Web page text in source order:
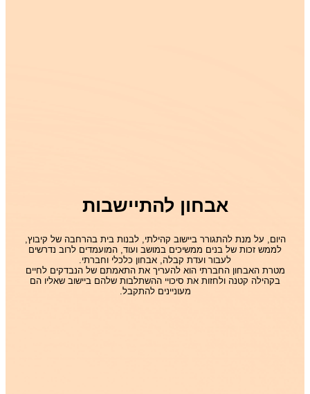
אבחון להתיישבות
היום, על מנת להתגורר ביישוב קהילתי, לבנות בית בהרחבה של קיבוץ,
לממש זכות של בנים ממשיכים במושב ועוד, המועמדים לרוב נדרשים
לעבור ועדת קבלה, אבחון כלכלי וחברתי.
מטרת האבחון החברתי הוא להעריך את התאמתם של הנבדקים לחיים
בקהילה קטנה ולחזות את סיכויי ההשתלבות שלהם ביישוב שאליו הם
מעוניינים להתקבל.